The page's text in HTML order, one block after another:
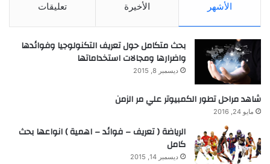
الأشهر الأخيرة تعليقات
بحث متكامل حول تعريف التكنولوجيا وفوائدها
واضرارها ومجالات استخداماتها
ديسمبر 8, 2015
شاهد مراحل تطور الكمبيوتر علي مر الزمن
مايو 24, 2016
الرياضة ( تعريف – فوائد – اهمية ) انواعها بحث
كامل
ديسمبر 14, 2015